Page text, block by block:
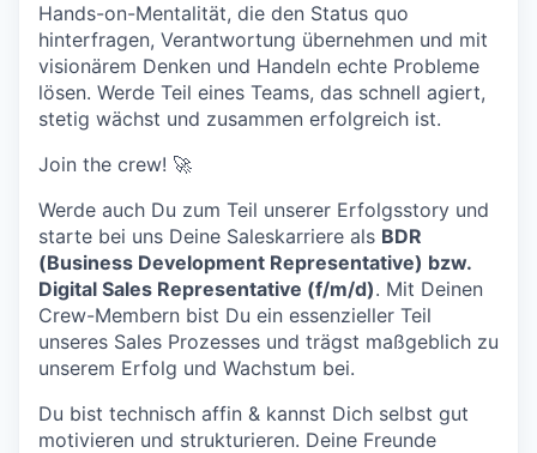
Hands-on-Mentalität, die den Status quo
hinterfragen, Verantwortung übernehmen und mit
visionärem Denken und Handeln echte Probleme
lösen. Werde Teil eines Teams, das schnell agiert,
stetig wächst und zusammen erfolgreich ist.
Join the crew! 🚀
Werde auch Du zum Teil unserer Erfolgsstory und
starte bei uns Deine Saleskarriere als BDR
(Business Development Representative) bzw.
Digital Sales Representative (f/m/d). Mit Deinen
Crew-Membern bist Du ein essenzieller Teil
unseres Sales Prozesses und trägst maßgeblich zu
unserem Erfolg und Wachstum bei.
Du bist technisch affin & kannst Dich selbst gut
motivieren und strukturieren. Deine Freunde